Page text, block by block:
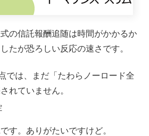
の信託報酬追随は時間がかかるか
たが恐ろしい反応の速さです。
では、まだ「たわらノーロード全
れていません。
す。ありがたいですけど。